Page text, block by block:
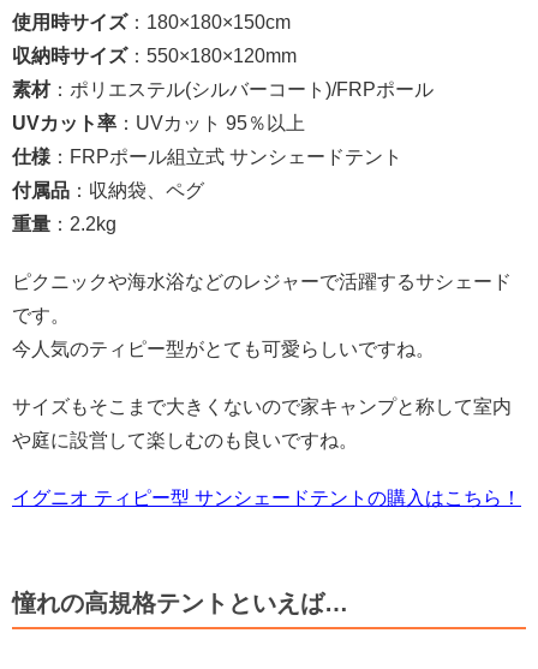
使用時サイズ：180×180×150cm
収納時サイズ：550×180×120mm
素材：ポリエステル(シルバーコート)/FRPポール
UVカット率 ：UVカット 95％以上
仕様 ：FRPポール組立式 サンシェードテント
付属品 ：収納袋、ペグ
重量 ：2.2kg
ピクニックや海水浴などのレジャーで活躍するサシェード
です。
今人気のティピー型がとても可愛らしいですね。
サイズもそこまで大きくないので家キャンプと称して室内
や庭に設営して楽しむのも良いですね。
イグニオ ティピー型 サンシェードテントの購入はこちら！
憧れの高規格テントといえば…